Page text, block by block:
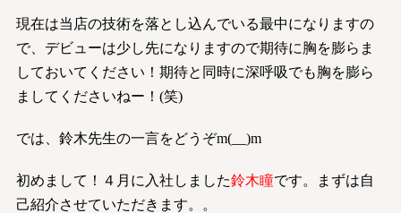
現在は当店の技術を落とし込んでいる最中になりますの
で、デビューは少し先になりますので期待に胸を膨らま
しておいてください！期待と同時に深呼吸でも胸を膨ら
ましてくださいねー！(笑)
では、鈴木先生の一言をどうぞm(__)m
初めまして！４月に入社しました鈴木瞳です。まずは自
己紹介させていただきます。。